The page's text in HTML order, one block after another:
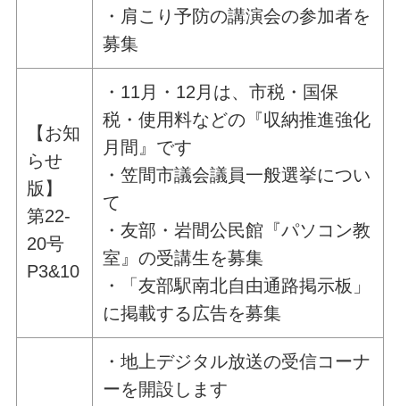
・肩こり予防の講演会の参加者を
募集
【お知
らせ
版】
第22-
20号
P3&10
・11月・12月は、市税・国保
税・使用料などの『収納推進強化
月間』です
・笠間市議会議員一般選挙につい
て
・友部・岩間公民館『パソコン教
室』の受講生を募集
・「友部駅南北自由通路掲示板」
に掲載する広告を募集
・地上デジタル放送の受信コーナ
ーを開設します